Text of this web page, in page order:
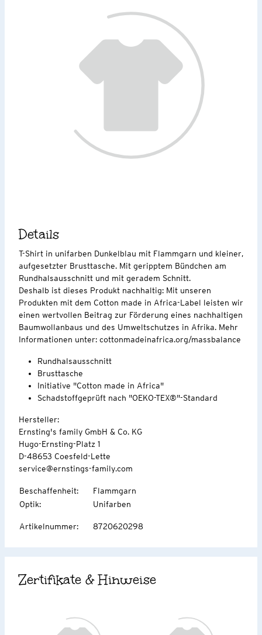
Details
T-Shirt in unifarben Dunkelblau mit Flammgarn und kleiner,
aufgesetzter Brusttasche. Mit geripptem Bündchen am
Rundhalsausschnitt und mit geradem Schnitt.
Deshalb ist dieses Produkt nachhaltig: Mit unseren
Produkten mit dem Cotton made in Africa-Label leisten wir
einen wertvollen Beitrag zur Förderung eines nachhaltigen
Baumwollanbaus und des Umweltschutzes in Afrika. Mehr
Informationen unter: cottonmadeinafrica.org/massbalance
Rundhalsausschnitt
Brusttasche
Initiative "Cotton made in Africa"
Schadstoffgeprüft nach "OEKO-TEX®"-Standard
Hersteller:
Ernsting's family GmbH & Co. KG
Hugo-Ernsting-Platz 1
D-48653 Coesfeld-Lette
service@ernstings-family.com
Beschaffenheit:
Flammgarn
Optik: Unifarben
Artikelnummer: 8720620298
Zertifikate & Hinweise